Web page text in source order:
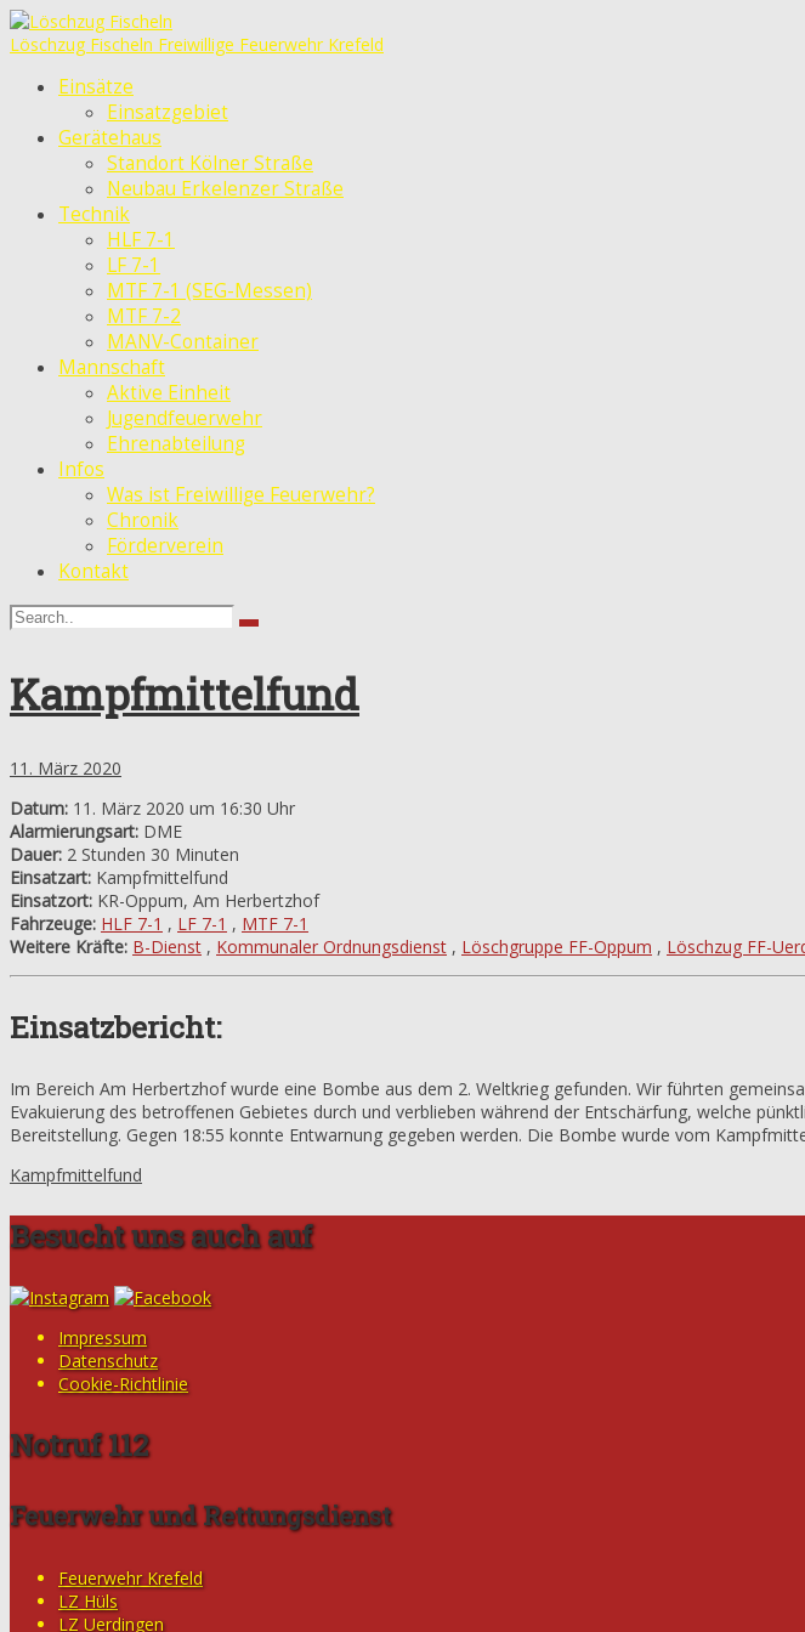
Löschzug Fischeln Freiwillige Feuerwehr Krefeld
Einsätze
Einsatzgebiet
Gerätehaus
Standort Kölner Straße
Neubau Erkelenzer Straße
Technik
HLF 7-1
LF 7-1
MTF 7-1 (SEG-Messen)
MTF 7-2
MANV-Container
Mannschaft
Aktive Einheit
Jugendfeuerwehr
Ehrenabteilung
Infos
Was ist Freiwillige Feuerwehr?
Chronik
Förderverein
Kontakt
Kampfmittelfund
11. März 2020
Datum: 11. März 2020 um 16:30 Uhr
Alarmierungsart: DME
Dauer: 2 Stunden 30 Minuten
Einsatzart: Kampfmittelfund
Einsatzort: KR-Oppum, Am Herbertzhof
Fahrzeuge: HLF 7-1 , LF 7-1 , MTF 7-1
Weitere Kräfte: B-Dienst , Kommunaler Ordnungsdienst , Löschgruppe FF-Oppum , Löschzug FF-
Einsatzbericht:
Im Bereich Am Herbertzhof wurde eine Bombe aus dem 2. Weltkrieg gefunden. Wir führten
Evakuierung des betroffenen Gebietes durch und verblieben während der Entschärfung, welche
Bereitstellung. Gegen 18:55 konnte Entwarnung gegeben werden. Die Bombe wurde vom
Kampfmittelfund
Besucht uns auch auf
Impressum
Datenschutz
Cookie-Richtlinie
Notruf 112
Feuerwehr und Rettungsdienst
Feuerwehr Krefeld
LZ Hüls
LZ Uerdingen